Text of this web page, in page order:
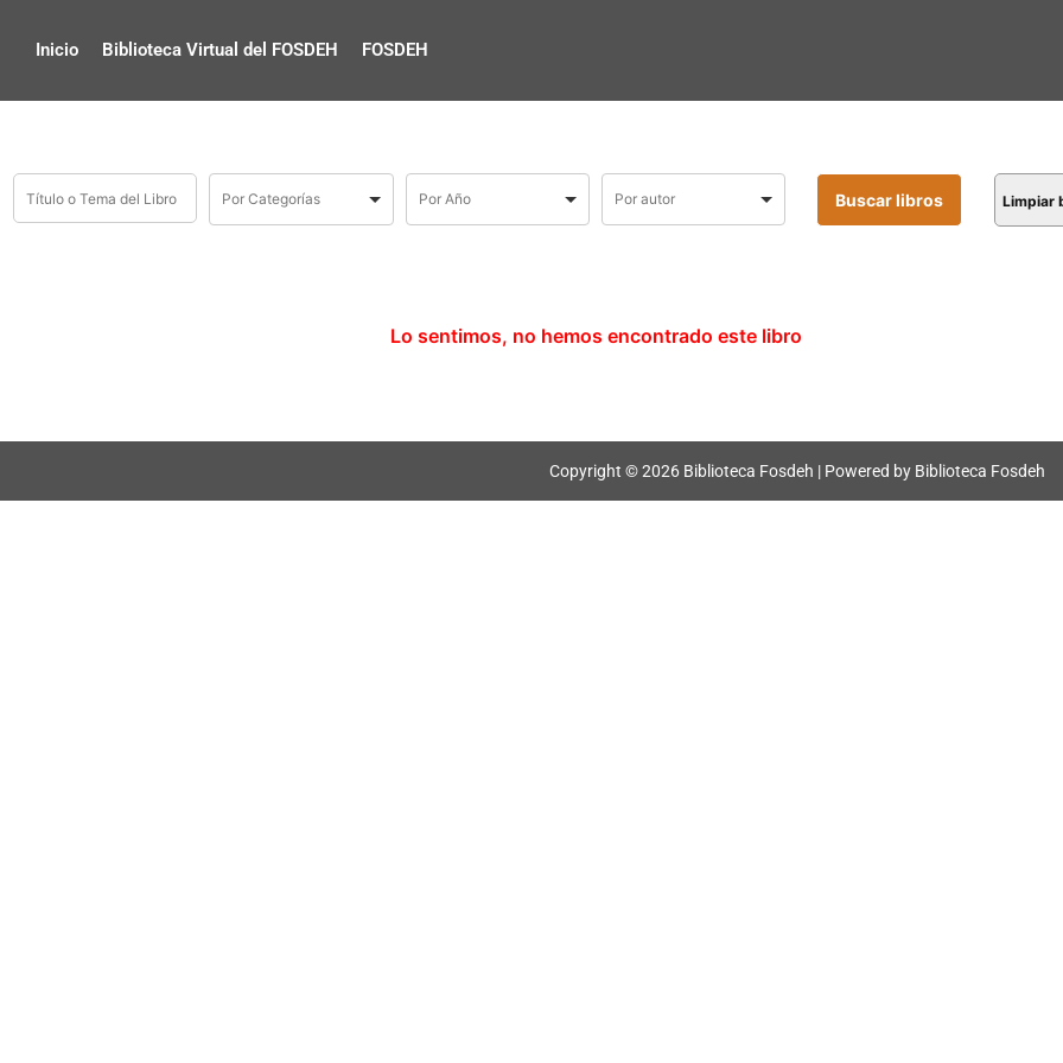
Inicio Biblioteca Virtual del FOSDEH FOSDEH
Limpiar
Lo sentimos, no hemos encontrado este libro
Copyright © 2026 Biblioteca Fosdeh | Powered by Biblioteca Fosdeh